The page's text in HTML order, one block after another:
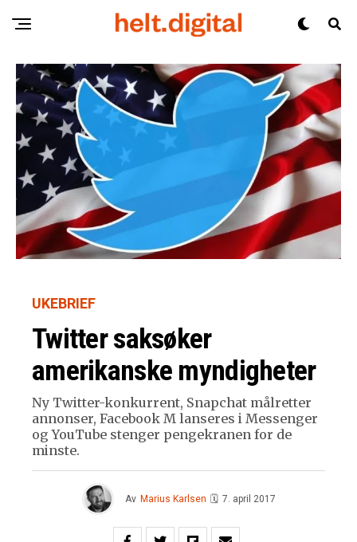
UKEBRIEF
Twitter saksøker
amerikanske myndigheter
Ny Twitter-konkurrent, Snapchat målretter
annonser, Facebook M lanseres i Messenger
og YouTube stenger pengekranen for de
minste.
Av Marius Karlsen 🗓 7. april 2017